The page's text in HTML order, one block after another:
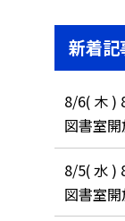
新着記
8/6( 木 )
図書室
8/5( 水 )
図書室